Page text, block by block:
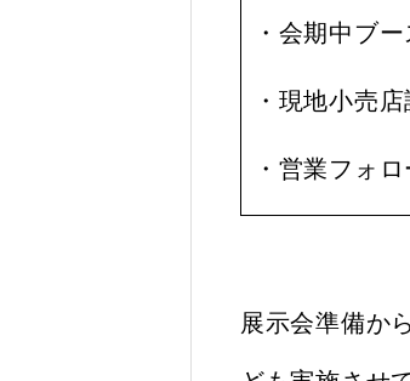
・会期中ブ
・現地小売
・営業フォ
展示会準備か